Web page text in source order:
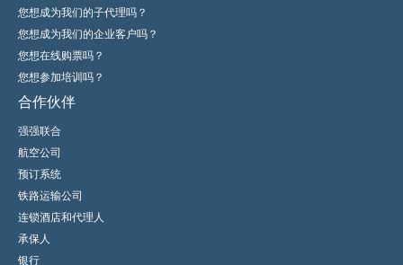
您想成为我们的子代理吗？
您想成为我们的企业客户吗？
您想在线购票吗？
您想参加培训吗？
合作伙伴
强强联合
航空公司
预订系统
铁路运输公司
连锁酒店和代理人
承保人
银行